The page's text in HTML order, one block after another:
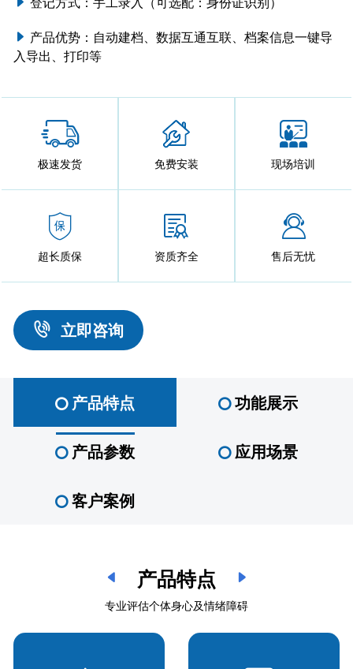
产品优势：自动建档、数据互通互联、档案信息一键导
入导出、打印等
极速发货 免费安装 现场培训
超长质保 资质齐全 售后无忧
立即咨询
产品特点 功能展示
产品参数 应用场景
客户案例
产品特点
专业评估个体身心及情绪障碍